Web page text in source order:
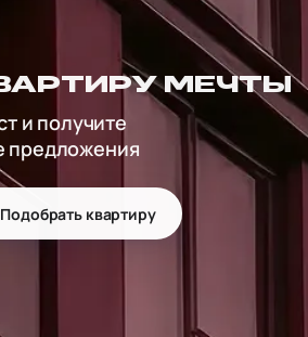
МЕЧТЫ
и получите
предложения
Подобрать квартиру
страницу